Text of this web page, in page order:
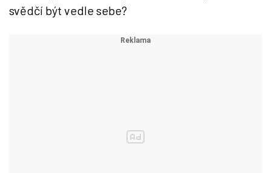
svědčí být vedle sebe?